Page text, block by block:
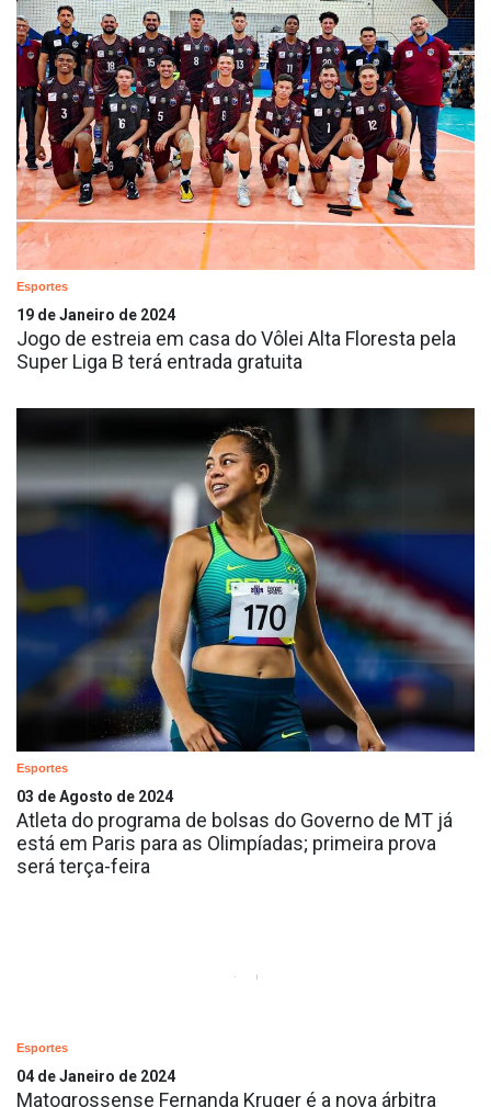
Esportes
19 de Janeiro de 2024
Jogo de estreia em casa do Vôlei Alta Floresta pela
Super Liga B terá entrada gratuita
Esportes
03 de Agosto de 2024
Atleta do programa de bolsas do Governo de MT já
está em Paris para as Olimpíadas; primeira prova
será terça-feira
Esportes
04 de Janeiro de 2024
Matogrossense Fernanda Kruger é a nova árbitra